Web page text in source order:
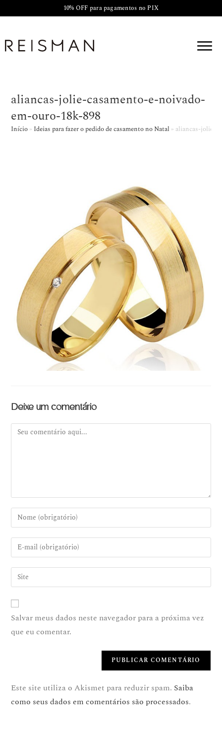
10% OFF para pagamentos no PIX
aliancas-jolie-casamento-e-noivado-
em-ouro-18k-898
Início » Ideias para fazer o pedido de casamento no Natal » aliancas-jolie-
Deixe um comentário
Salvar meus dados neste navegador para a próxima vez
que eu comentar.
Este site utiliza o Akismet para reduzir spam. Saiba
como seus dados em comentários são processados.